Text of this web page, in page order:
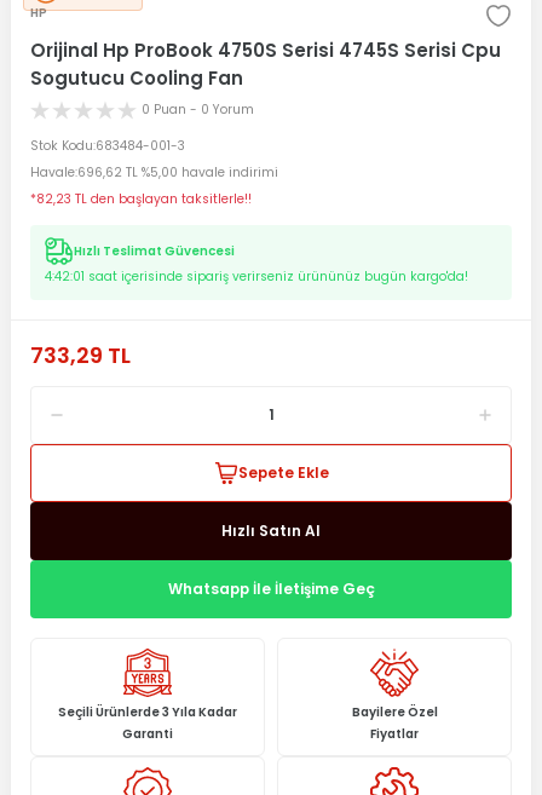
HP
Orijinal Hp ProBook 4750S Serisi 4745S Serisi Cpu
Sogutucu Cooling Fan
0 Puan - 0 Yorum
Stok Kodu 683484-001-3
Havale 696,62 TL %5,00 havale indirimi
*82,23 TL den başlayan taksitlerle!!
Hızlı Teslimat Güvencesi
4:42:00 saat içerisinde sipariş verirseniz ürününüz bugün kargo'da!
733,29 TL
Sepete Ekle
Hızlı Satın Al
Whatsapp İle İletişime Geç
Seçili Ürünlerde 3 Yıla Kadar
Garanti
Bayilere Özel
Fiyatlar